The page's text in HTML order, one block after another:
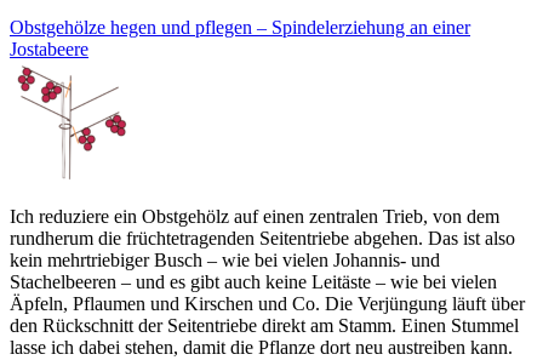
Obstgehölze hegen und pflegen – Spindelerziehung an einer
Jostabeere
Ich reduziere ein Obstgehölz auf einen zentralen Trieb, von dem
rundherum die früchtetragenden Seitentriebe abgehen. Das ist also
kein mehrtriebiger Busch – wie bei vielen Johannis- und
Stachelbeeren – und es gibt auch keine Leitäste – wie bei vielen
Äpfeln, Pflaumen und Kirschen und Co. Die Verjüngung läuft über
den Rückschnitt der Seitentriebe direkt am Stamm. Einen Stummel
lasse ich dabei stehen, damit die Pflanze dort neu austreiben kann.